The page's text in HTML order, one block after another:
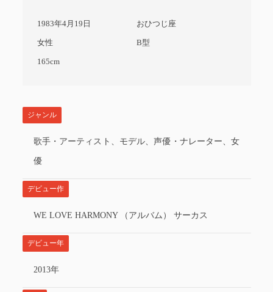
1983年4月19日 おひつじ座
女性 B型
165cm
ジャンル
歌手・アーティスト、モデル、声優・ナレーター、女
優
デビュー作
WE LOVE HARMONY （アルバム） サーカス
デビュー年
2013年